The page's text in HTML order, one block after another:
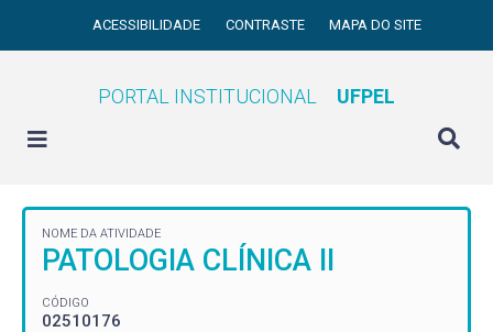
ACESSIBILIDADE CONTRASTE MAPA DO SITE
PORTAL INSTITUCIONAL UFPEL
NOME DA ATIVIDADE
PATOLOGIA CLÍNICA II
CÓDIGO
02510176